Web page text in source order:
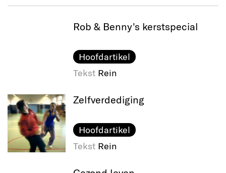
Rob & Benny's kerstspecial
Hoofdartikel
Tekst Rein
Zelfverdediging
Hoofdartikel
Tekst Rein